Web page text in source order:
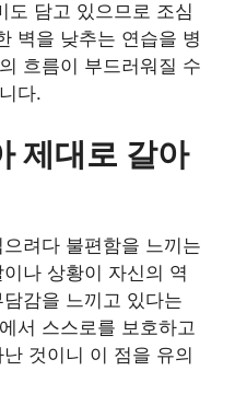
도 담고 있으므로 조심
벽을 낮추는 연습을 병
흐름이 부드러워질 수
다.
제대로 갈아
려다 불편함을 느끼는
나 상황이 자신의 역
감을 느끼고 있다는
서 스스로를 보호하고
것이니 이 점을 유의